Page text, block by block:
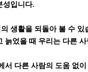
성입니다.
생활을 되돌아 볼 수 있
늙었을 때 우리는 다른
서 다른 사람의 도움 없